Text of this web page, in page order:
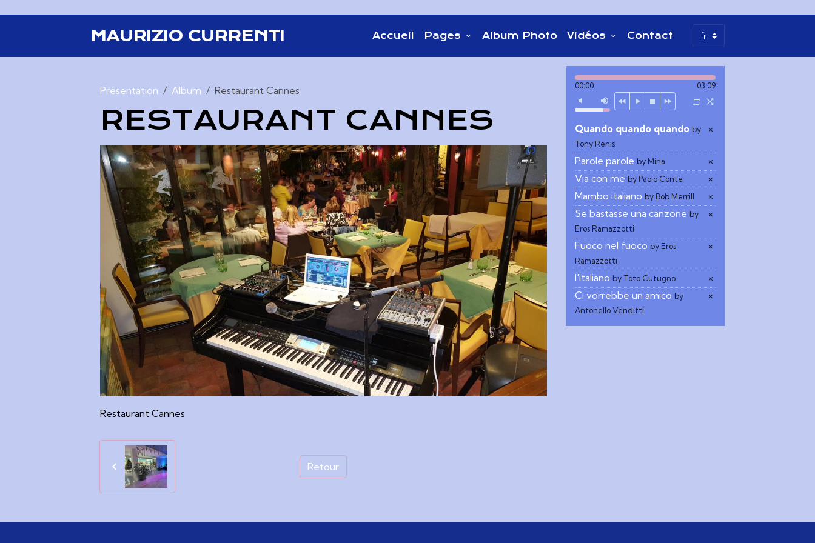
MAURIZIO CURRENTI Accueil Pages Album Photo Vidéos Contact
Présentation Album Restaurant Cannes
RESTAURANT CANNES
Restaurant Cannes
Retour
00:00 03:09
×
Quando quando quando by
Tony Renis
×
Parole parole by Mina
×
Via con me by Paolo Conte
×
Mambo italiano by Bob Merrill
×
Se bastasse una canzone by
Eros Ramazzotti
×
Fuoco nel fuoco by Eros
Ramazzotti
×
l'italiano by Toto Cutugno
×
Ci vorrebbe un amico by
Antonello Venditti